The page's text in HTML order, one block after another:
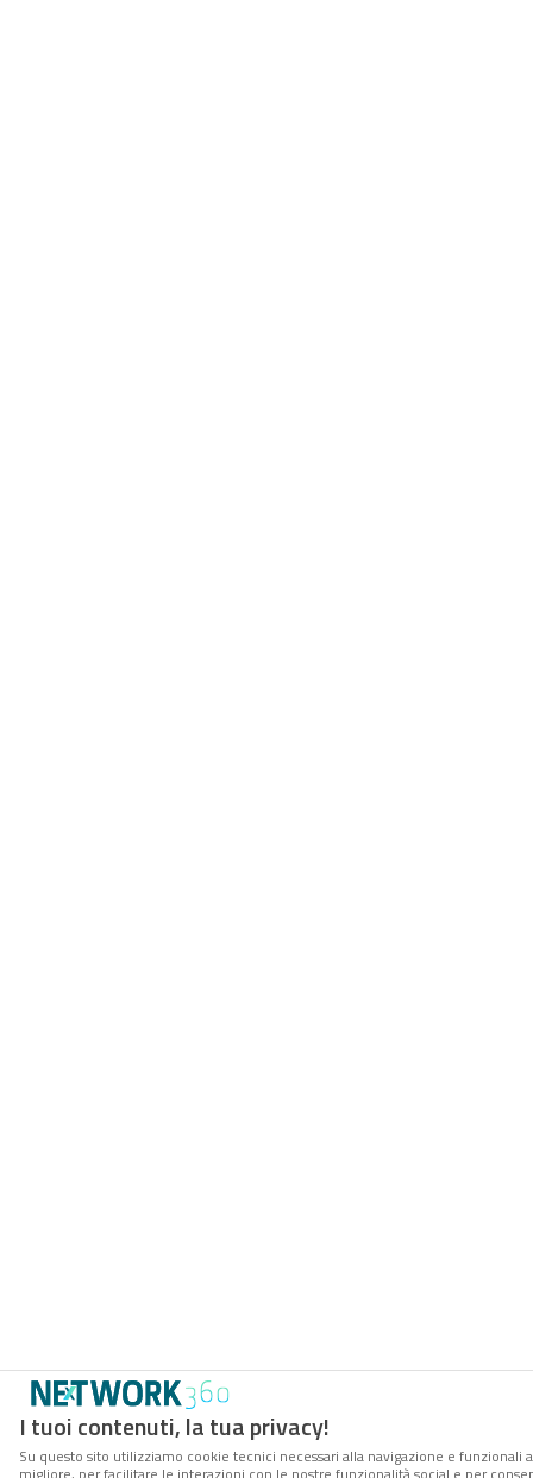
I tuoi contenuti, la tua privacy!
Su questo sito utilizziamo cookie tecnici necessari alla navigazione e